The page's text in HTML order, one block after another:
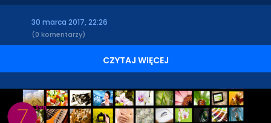
30 marca 2017, 22:26
(0 komentarzy)
CZYTAJ WIĘCEJ